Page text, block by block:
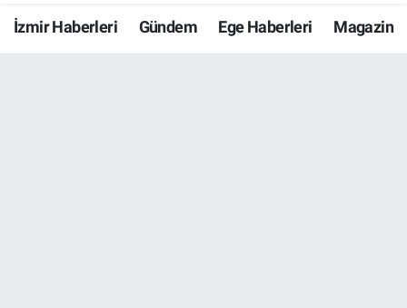
İzmir Haberleri Gündem Ege Haberleri Magazin
Resmi İlanlar